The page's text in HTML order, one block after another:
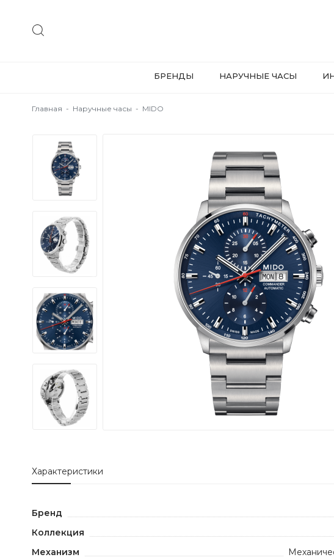
БРЕНДЫ НАРУЧНЫЕ ЧАСЫ
Главная - Наручные часы - MIDO
Характеристики
Бренд
Коллекция
Механизм